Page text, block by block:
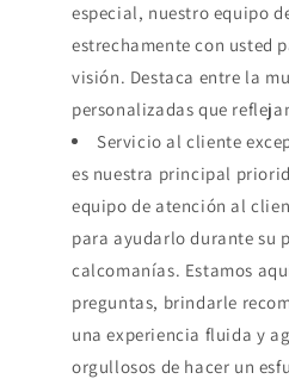
especial, nuestro equipo
estrechamente con usted
visión. Destaca entre la
personalizadas que
Servicio al cliente
es nuestra principal
equipo de atención al
para ayudarlo durante su
calcomanías. Estamos
preguntas, brindarle
una experiencia fluida y
orgullosos de hacer un